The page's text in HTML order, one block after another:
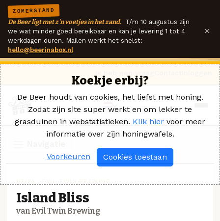
ZOMERSTAND
De Beer ligt met z'n voetjes in het zand. T/m 10 augustus zijn
we wat minder goed bereikbaar en kan je levering 1 tot 4
werkdagen duren. Mailen werkt het snelst:
hello@beerinabox.nl
×
Island Bliss
van Evil Twin Brewing
Koekje erbij?
De Beer houdt van cookies, het liefst met honing.
Zodat zijn site super werkt en om lekker te
grasduinen in webstatistieken. Klik hier voor meer
informatie over zijn honingwafels.
Voorkeuren Cookies toestaan